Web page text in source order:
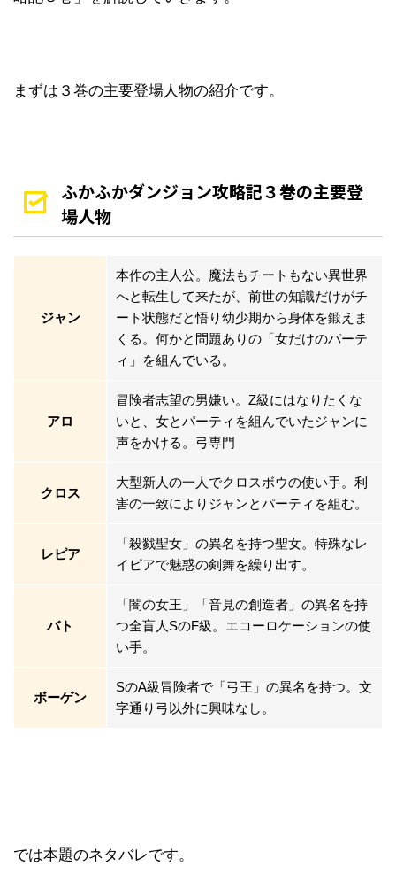
まずは３巻の主要登場人物の紹介です。
ふかふかダンジョン攻略記３巻の主要登
場人物
ジャン
本作の主人公。魔法もチートもない異世界
へと転生して来たが、前世の知識だけがチ
ート状態だと悟り幼少期から身体を鍛えま
くる。何かと問題ありの「女だけのパーテ
ィ」を組んでいる。
アロ
冒険者志望の男嫌い。Z級にはなりたくな
いと、女とパーティを組んでいたジャンに
声をかける。弓専門
クロス
大型新人の一人でクロスボウの使い手。利
害の一致によりジャンとパーティを組む。
レピア
「殺戮聖女」の異名を持つ聖女。特殊なレ
イピアで魅惑の剣舞を繰り出す。
バト
「闇の女王」「音見の創造者」の異名を持
つ全盲人SのF級。エコーロケーションの使
い手。
ボーゲン
SのA級冒険者で「弓王」の異名を持つ。文
字通り弓以外に興味なし。
では本題のネタバレです。